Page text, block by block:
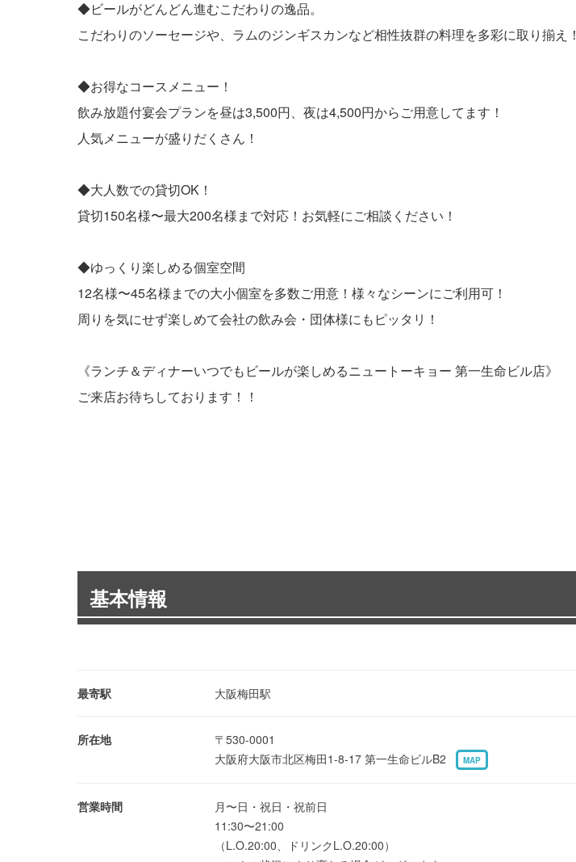
◆ビールがどんどん進むこだわりの逸品。
こだわりのソーセージや、ラムのジンギスカンなど相性抜群の料理を多彩に取り揃え！
◆お得なコースメニュー！
飲み放題付宴会プランを昼は3,500円、夜は4,500円からご用意してます！
人気メニューが盛りだくさん！
◆大人数での貸切OK！
貸切150名様〜最大200名様まで対応！お気軽にご相談ください！
◆ゆっくり楽しめる個室空間
12名様〜45名様までの大小個室を多数ご用意！様々なシーンにご利用可！
周りを気にせず楽しめて会社の飲み会・団体様にもピッタリ！
《ランチ＆ディナーいつでもビールが楽しめるニュートーキョー 第一生命ビル店》
ご来店お待ちしております！！
基本情報
最寄駅 大阪梅田駅
所在地
〒530-0001
大阪府大阪市北区梅田1-8-17 第一生命ビルB2
MAP
営業時間
月〜日・祝日・祝前日
11:30〜21:00
（L.O.20:00、ドリンクL.O.20:00）